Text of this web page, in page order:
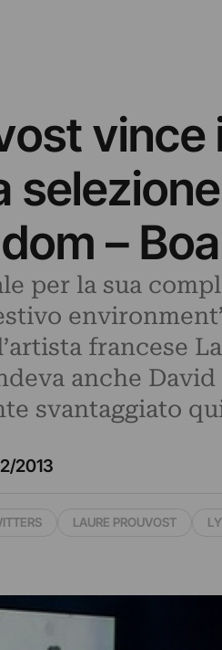
vince
–
per la sua
francese
anche
svantaggiato
2013
LAURE PROUVOST